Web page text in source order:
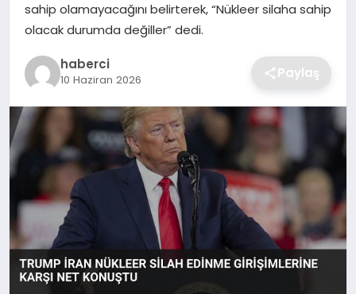
SAĞLIK
SIYASET
SPOR
TEKNOLOJI
sahip olamayacağını belirterek, “Nükleer silaha sahip
olacak durumda değiller” dedi.
haberci
10 Haziran 2026 Paylaş